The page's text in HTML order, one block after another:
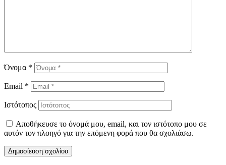
Όνομα *
Email *
Ιστότοπος
Αποθήκευσε το όνομά μου, email, και τον ιστότοπο μου σε
αυτόν τον πλοηγό για την επόμενη φορά που θα σχολιάσω.